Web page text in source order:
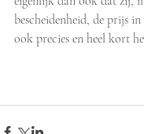
bescheidenheid, de prijs
ook precies en heel kort